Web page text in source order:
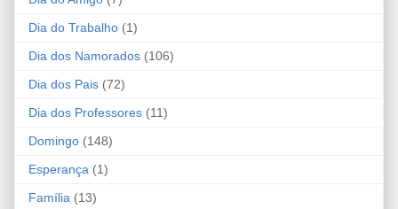
Dia do Trabalho (1)
Dia dos Namorados (106)
Dia dos Pais (72)
Dia dos Professores (11)
Domingo (148)
Esperança (1)
Família (13)